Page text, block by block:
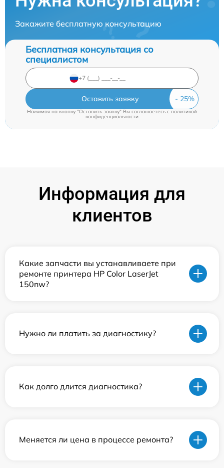
Закажите бесплатную консультацию
Бесплатная консультация со
специалистом
Оставить заявку
Нажимая на кнопку "Оставить заявку" Вы соглашаетесь cполитикой
конфиденциальности
Информация для
клиентов
Какие запчасти вы устанавливаете при
ремонте принтера HP Color LaserJet
150nw?
Нужно ли платить за диагностику?
Как долго длится диагностика?
Меняется ли цена в процессе ремонта?